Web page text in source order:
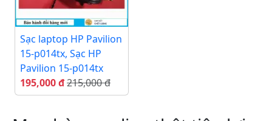
Sạc laptop HP Pavilion
15-p014tx, Sạc HP
Pavilion 15-p014tx
195,000 đ215,000 đ